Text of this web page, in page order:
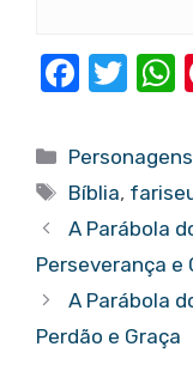
F
c
e
b
o
o
k
T
it
te
r
s
Categorias
Tags
Bíblia,
A Parábola
Perseverança e
A Parábola
Perdão e Graça